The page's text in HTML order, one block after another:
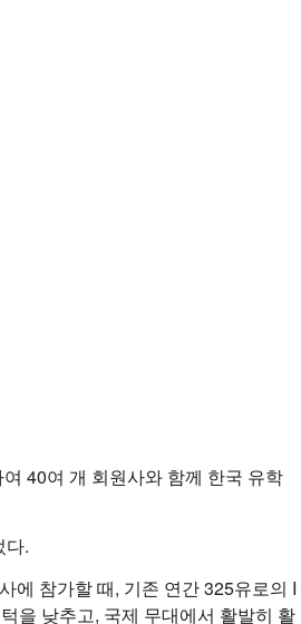
40여 개 회원사와 함께 한국 유학
다.
에 참가할 때, 기존 연간 325유로의 I
을 낮추고, 국제 무대에서 활발히 활